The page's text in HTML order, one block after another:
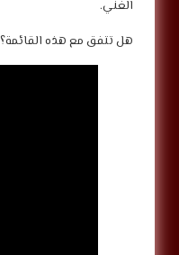
الغني.
هل تتفق مع هذه القائمة؟